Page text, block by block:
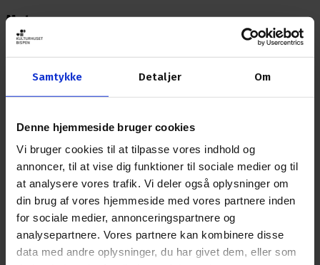
Samtykke Detaljer Om
Denne hjemmeside bruger cookies
Vi bruger cookies til at tilpasse vores indhold og
annoncer, til at vise dig funktioner til sociale medier og til
at analysere vores trafik. Vi deler også oplysninger om
din brug af vores hjemmeside med vores partnere inden
for sociale medier, annonceringspartnere og
analysepartnere. Vores partnere kan kombinere disse
data med andre oplysninger, du har givet dem, eller som
Meta
Indlægsfeed
Kommentarfeed
Nyhedsbrev
Tilmeld dig Bispens nyhedsbrev og få nyheder om
arrangementer direkte i din postkasse.
EMAIL ADRESSE